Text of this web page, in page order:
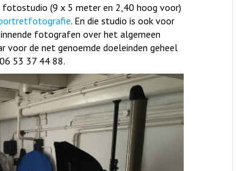
(9 x 5 meter en 2,40 hoog voor)
. En die studio is ook voor
fotografen over het algemeen
voor de net genoemde doeleinden geheel
53 37 44 88.